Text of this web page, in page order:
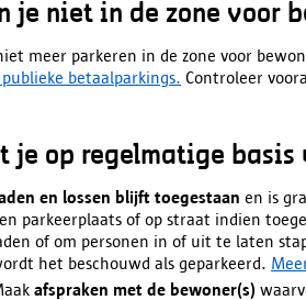
je niet in de zone voor
meer parkeren in de zone voor
betaalparkings. Controleer
je op regelmatige
en lossen blijft toegestaan en is
parkeerplaats of op straat indien
of om personen in of uit te laten
het beschouwd als geparkeerd.
afspraken met de bewoner(s)